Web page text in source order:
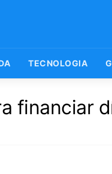
TECNOLOGIA
financiar